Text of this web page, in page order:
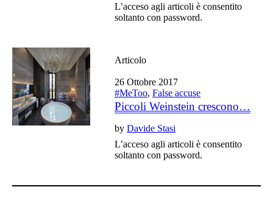
L’acceso agli articoli è consentito
soltanto con password.
Articolo
26 Ottobre 2017
#MeToo,False accuse
Piccoli Weinstein crescono…
byDavide Stasi
L’acceso agli articoli è consentito
soltanto con password.